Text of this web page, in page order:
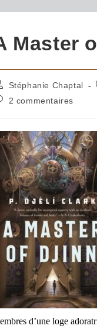
Master
Stéphanie Chaptal
2 commentaires
d’une loge